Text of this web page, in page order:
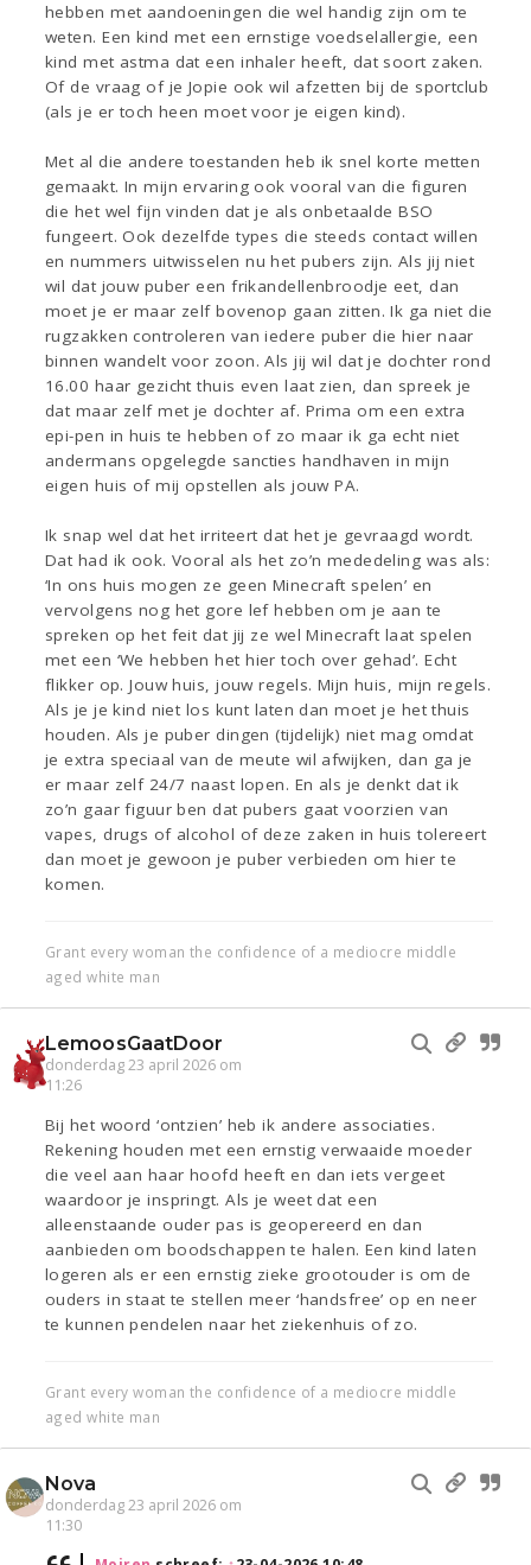
hebben met aandoeningen die wel handig zijn om te
weten. Een kind met een ernstige voedselallergie, een
kind met astma dat een inhaler heeft, dat soort zaken.
Of de vraag of je Jopie ook wil afzetten bij de sportclub
(als je er toch heen moet voor je eigen kind).
Met al die andere toestanden heb ik snel korte metten
gemaakt. In mijn ervaring ook vooral van die figuren
die het wel fijn vinden dat je als onbetaalde BSO
fungeert. Ook dezelfde types die steeds contact willen
en nummers uitwisselen nu het pubers zijn. Als jij niet
wil dat jouw puber een frikandellenbroodje eet, dan
moet je er maar zelf bovenop gaan zitten. Ik ga niet die
rugzakken controleren van iedere puber die hier naar
binnen wandelt voor zoon. Als jij wil dat je dochter rond
16.00 haar gezicht thuis even laat zien, dan spreek je
dat maar zelf met je dochter af. Prima om een extra
epi-pen in huis te hebben of zo maar ik ga echt niet
andermans opgelegde sancties handhaven in mijn
eigen huis of mij opstellen als jouw PA.
Ik snap wel dat het irriteert dat het je gevraagd wordt.
Dat had ik ook. Vooral als het zo’n mededeling was als:
‘In ons huis mogen ze geen Minecraft spelen’ en
vervolgens nog het gore lef hebben om je aan te
spreken op het feit dat jij ze wel Minecraft laat spelen
met een ‘We hebben het hier toch over gehad’. Echt
flikker op. Jouw huis, jouw regels. Mijn huis, mijn regels.
Als je je kind niet los kunt laten dan moet je het thuis
houden. Als je puber dingen (tijdelijk) niet mag omdat
je extra speciaal van de meute wil afwijken, dan ga je
er maar zelf 24/7 naast lopen. En als je denkt dat ik
zo’n gaar figuur ben dat pubers gaat voorzien van
vapes, drugs of alcohol of deze zaken in huis tolereert
dan moet je gewoon je puber verbieden om hier te
komen.
Grant every woman the confidence of a mediocre middle
aged white man
LemoosGaatDoor
donderdag 23 april 2026 om
11:26
Bij het woord ‘ontzien’ heb ik andere associaties.
Rekening houden met een ernstig verwaaide moeder
die veel aan haar hoofd heeft en dan iets vergeet
waardoor je inspringt. Als je weet dat een
alleenstaande ouder pas is geopereerd en dan
aanbieden om boodschappen te halen. Een kind laten
logeren als er een ernstig zieke grootouder is om de
ouders in staat te stellen meer ‘handsfree’ op en neer
te kunnen pendelen naar het ziekenhuis of zo.
Grant every woman the confidence of a mediocre middle
aged white man
Nova
donderdag 23 april 2026 om
11:30